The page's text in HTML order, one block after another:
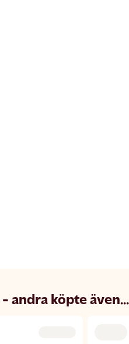
- andra köpte även...